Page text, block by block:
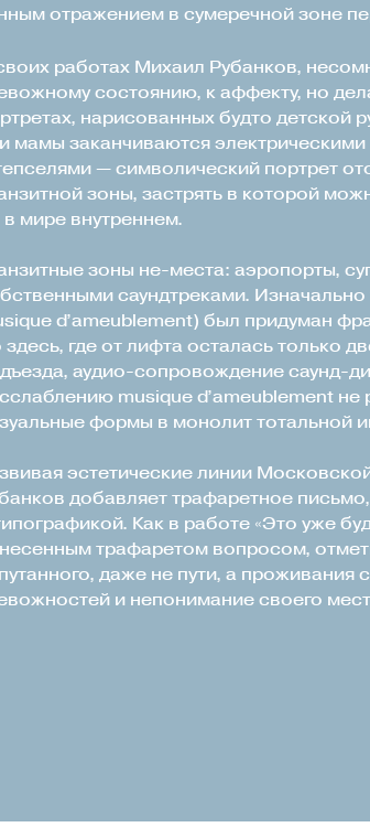
отражением в сумеречной зоне
работах Михаил Рубанков,
состоянию, к аффекту, но
нарисованных будто детской
мамы заканчиваются
— символический портрет
зоны, застрять в которой
в мире внутреннем.
зоны не-места: аэропорты,
саундтреками.
d’ameublement) был придуман
здесь, где от лифта осталась только
аудио-сопровождение саунд-
musique d’ameublement не
формы в монолит тотальной
эстетические линии
добавляет трафаретное
Как в работе «Это уже
трафаретом вопросом,
даже не пути, а проживания
и непонимание своего